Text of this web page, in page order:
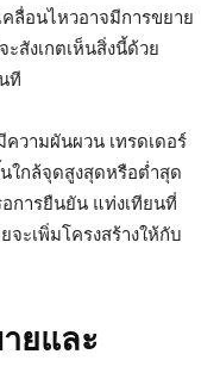
คลื่อนไหวอาจมีการขยาย
สังเกตเห็นสิ่งนี้ด้วย
ที
วามผันผวน เทรดเดอร์
กล้จุดสูงสุดหรือต่ำสุด
การยืนยัน แท่งเทียนที่
ะเพิ่มโครงสร้างให้กับ
ยและ